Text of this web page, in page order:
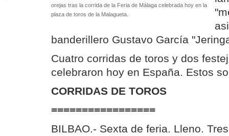
orejas tras la corrida de la Feria de Málaga celebrada hoy en la
plaza de toros de la Malagueta.
banderillero Gustavo García
Cuatro corridas de toros y dos
celebraron hoy en España. Estos
CORRIDAS DE TOROS
=================
BILBAO.- Sexta de feria. Lleno.